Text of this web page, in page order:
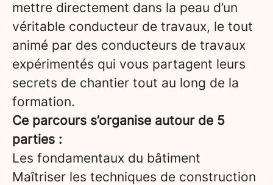
mettre directement dans la peau d’un
véritable conducteur de travaux, le tout
animé par des conducteurs de travaux
expérimentés qui vous partagent leurs
secrets de chantier tout au long de la
formation.
Ce parcours s’organise autour de 5
parties :
Les fondamentaux du bâtiment
Maîtriser les techniques de construction